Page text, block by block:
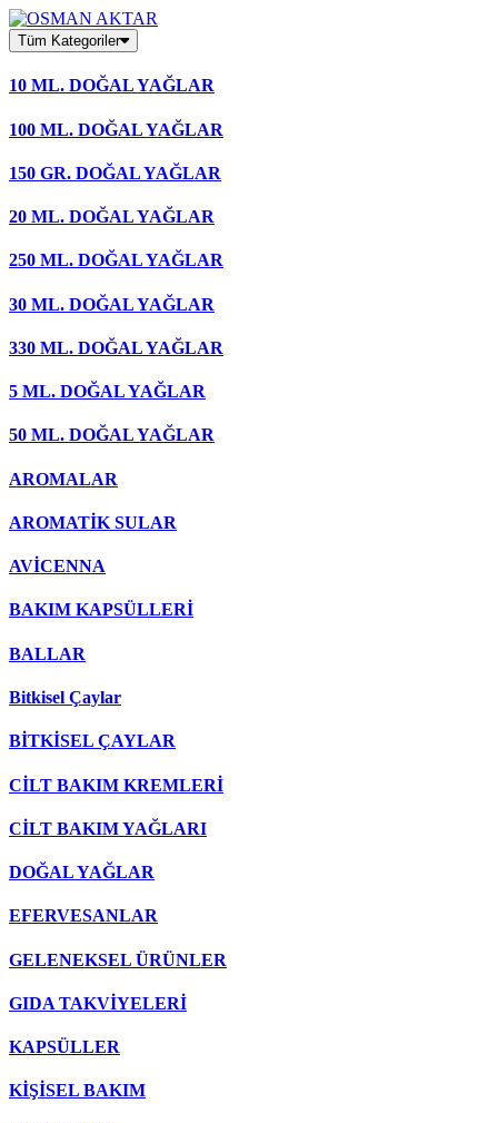
Skip
to
content
Tüm Kategoriler
10 ML. DOĞAL YAĞLAR
100 ML. DOĞAL YAĞLAR
150 GR. DOĞAL YAĞLAR
20 ML. DOĞAL YAĞLAR
250 ML. DOĞAL YAĞLAR
30 ML. DOĞAL YAĞLAR
330 ML. DOĞAL YAĞLAR
5 ML. DOĞAL YAĞLAR
50 ML. DOĞAL YAĞLAR
AROMALAR
AROMATİK SULAR
AVİCENNA
BAKIM KAPSÜLLERİ
BALLAR
Bitkisel Çaylar
BİTKİSEL ÇAYLAR
CİLT BAKIM KREMLERİ
CİLT BAKIM YAĞLARI
DOĞAL YAĞLAR
EFERVESANLAR
GELENEKSEL ÜRÜNLER
GIDA TAKVİYELERİ
KAPSÜLLER
KİŞİSEL BAKIM